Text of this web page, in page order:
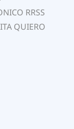
RRSS
QUIERO